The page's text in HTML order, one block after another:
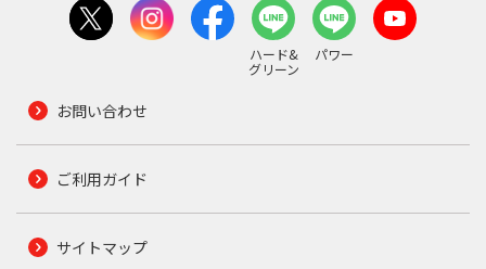
ハード&
グリーン
パワー
お問い合わせ
ご利用ガイド
サイトマップ